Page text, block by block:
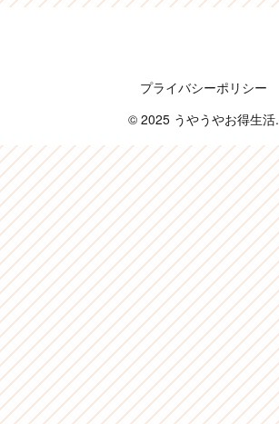
プライバシーポリシー
© 2025 うやうやお得生活.